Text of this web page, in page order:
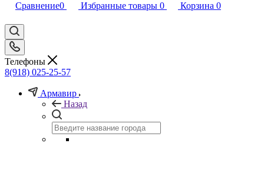
Сравнение0 Избранные товары 0 Корзина 0
Телефоны
8(918) 025-25-57
Армавир
Назад